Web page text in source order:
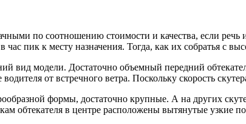
по соотношению стоимости и качества, если речь
час пик к месту назначения. Тогда, как их собратья с
вид модели. Достаточно объемный передний
от встречного ветра. Поскольку скорость
формы, достаточно крупные. А на других
обтекателя в центре расположены вытянутые узкие